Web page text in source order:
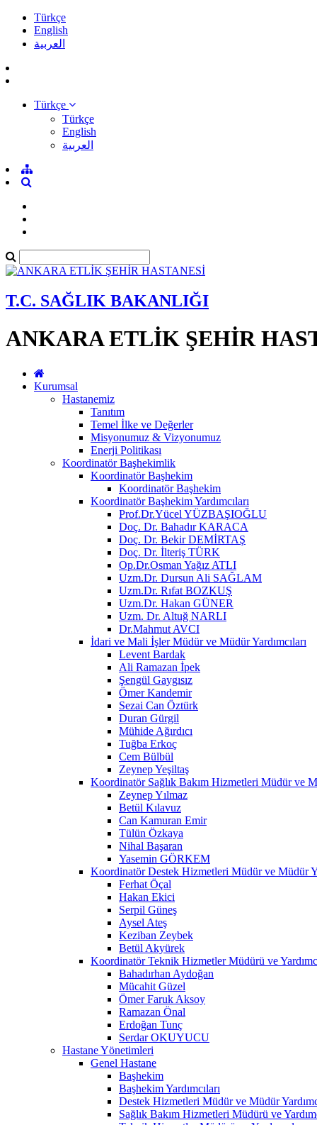
Türkçe
English
العربية
Türkçe
Türkçe
English
العربية
T.C. SAĞLIK BAKANLIĞI
ANKARA ETLİK ŞEHİR
Kurumsal
Hastanemiz
Tanıtım
Temel İlke ve Değerler
Misyonumuz & Vizyonumuz
Enerji Politikası
Koordinatör Başhekimlik
Koordinatör Başhekim
Koordinatör Başhekim
Koordinatör Başhekim Yardımcıları
Prof.Dr.Yücel YÜZBAŞIOĞLU
Doç. Dr. Bahadır KARACA
Doç. Dr. Bekir DEMİRTAŞ
Doç. Dr. İlteriş TÜRK
Op.Dr.Osman Yağız ATLI
Uzm.Dr. Dursun Ali SAĞLAM
Uzm.Dr. Rıfat BOZKUŞ
Uzm.Dr. Hakan GÜNER
Uzm. Dr. Altuğ NARLI
Dr.Mahmut AVCI
İdari ve Mali İşler Müdür ve Müdür Yardımcıları
Levent Bardak
Ali Ramazan İpek
Şengül Gaygısız
Ömer Kandemir
Sezai Can Öztürk
Duran Gürgil
Mühide Ağırdıcı
Tuğba Erkoç
Cem Bülbül
Zeynep Yeşiltaş
Koordinatör Sağlık Bakım Hizmetleri Müdür ve
Zeynep Yılmaz
Betül Kılavuz
Can Kamuran Emir
Tülün Özkaya
Nihal Başaran
Yasemin GÖRKEM
Koordinatör Destek Hizmetleri Müdür ve Müdür
Ferhat Öçal
Hakan Ekici
Serpil Güneş
Aysel Ateş
Keziban Zeybek
Betül Akyürek
Koordinatör Teknik Hizmetler Müdürü ve
Bahadırhan Aydoğan
Mücahit Güzel
Ömer Faruk Aksoy
Ramazan Önal
Erdoğan Tunç
Serdar OKUYUCU
Hastane Yönetimleri
Genel Hastane
Başhekim
Başhekim Yardımcıları
Destek Hizmetleri Müdür ve Müdür
Sağlık Bakım Hizmetleri Müdürü ve